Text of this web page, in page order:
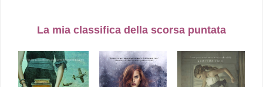
La mia classifica della scorsa puntata